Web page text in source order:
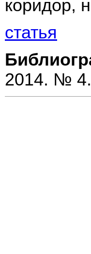
коридор,
статья
2014. №